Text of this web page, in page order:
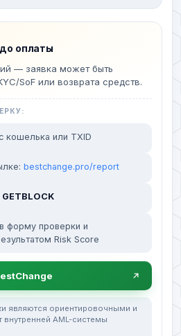
оплаты
— заявка может быть
SoF или возврата средств.
кошелька или TXID
bestchange.pro/report
GETBLOCK
форму проверки и
Risk Score
являются ориентировочными и
внутренней AML-системы